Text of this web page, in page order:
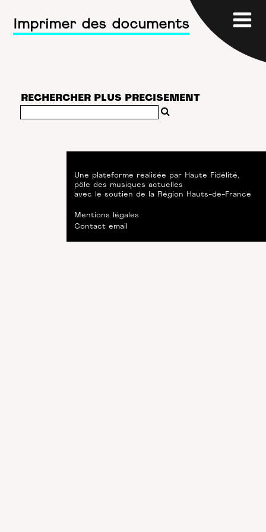
Imprimer des documents
RECHERCHER PLUS PRECISEMENT
Une plateforme réalisée par Haute Fidélité,
pôle des musiques actuelles
avec le soutien de
la Région Hauts-de-France
Mentions légales
Contact email